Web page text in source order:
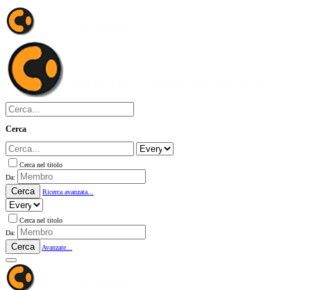
Cerca
Cerca nel titolo
Da:
Cerca Ricerca avanzata...
Cerca nel titolo
Da:
Cerca Avanzate...